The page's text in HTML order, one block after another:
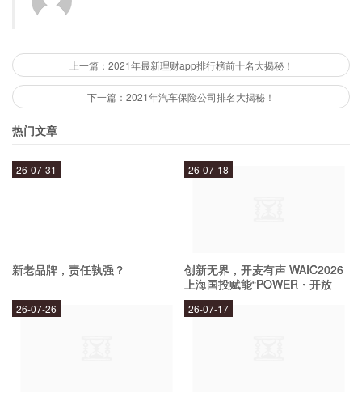
这些期货公司在各个方面都有自己的优势。例如，
中信期货以其强大的资金实力和良好的风险控制能
团队和投资理念备受认可；银河期货则以其丰富的
这些期货公司对投资者有何影响？
上一篇：2021年最新理财app排行榜前十名大揭秘！
下一篇：2021年汽车保险公司排名大揭秘！
热门文章
新老品牌，责任孰强？
26-07-31
创新无界，开麦有声 WAIC2026
上海国投赋能“POWER・开放
麦”专场成功举办
26-07-18
26-07-26 26-07-17